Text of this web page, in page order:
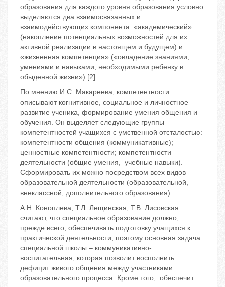
образования для каждого уровня образования условно
выделяются два взаимосвязанных и
взаимодействующих компонента: «академический»
(накопление потенциальных возможностей для их
активной реализации в настоящем и будущем) и
«жизненная компетенция» («овладение знаниями,
умениями и навыками, необходимыми ребенку в
обыденной жизни») [2].
По мнению И.С. Макареева, компетентности
описывают когнитивное, социальное и личностное
развитие ученика, формирование умения общения и
обучения. Он выделяет следующие группы
компетентностей учащихся с умственной отсталостью:
компетентности общения (коммуникативные);
ценностные компетентности; компетентности
деятельности (общие умения, учебные навыки).
Сформировать их можно посредством всех видов
образовательной деятельности (образовательной,
внеклассной, дополнительного образования).
А.Н. Коноплева, Т.Л. Лещинская, Т.В. Лисовская
считают, что специальное образование должно,
прежде всего, обеспечивать подготовку учащихся к
практической деятельности, поэтому основная задача
специальной школы – коммуникативно-
воспитательная, которая позволит восполнить
дефицит живого общения между участниками
образовательного процесса. Кроме того, обеспечит